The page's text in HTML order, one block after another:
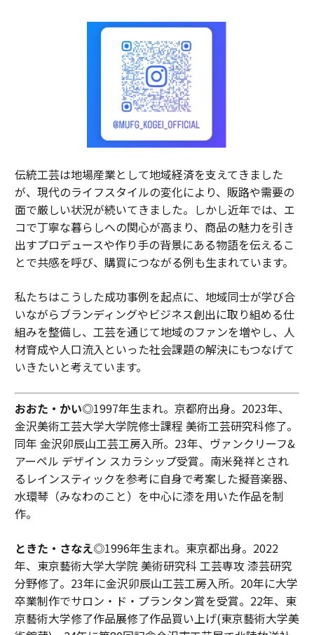
伝統工芸は地場産業として地域経済を支えてきました
が、現代のライフスタイルの変化により、販路や需要の
面で厳しい状況が続いてきました。しかし近年では、エ
コで丁寧な暮らしへの関心が高まり、商品の魅力を引き
出すプロデュースや作り手の背景にある物語を伝えるこ
とで共感を呼び、購買につながる例も生まれています。
私たちはこうした成功事例を起点に、地域同士が学び合
いながらブランディングやビジネス創出に取り組める仕
組みを整備し、工芸を通じて地域のファンを増やし、人
材育成や人口流入といった社会課題の解決にもつなげて
いきたいと考えています。
おおた・かい◎1997年生まれ。京都府出身。2023年、
金沢美術工芸大学大学院修士課程 美術工芸研究科修了。
同年 金沢卯辰山工芸工房入所。23年、ヴァンクリーフ&
アーペル デザイン スカラシップ受賞。南米発祥とされ
るレインスティックを参考に自身で考案した擬音楽器、
水環琴（みなわのこと）を中心に漆を用いた作品を制
作。
ときた・さなえ◎1996年生まれ。東京都出身。2022
年、東京藝術大学大学院 美術研究科 工芸専攻 漆芸研究
分野修了。23年に金沢卯辰山工芸工房入所。20年に大学
卒業制作でサロン・ド・プランタン賞を受賞。22年、東
京藝術大学修了作品展修了作品買い上げ(東京藝術大学美